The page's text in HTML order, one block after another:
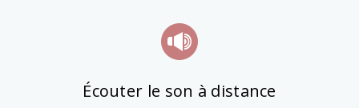
Écouter le son à distance